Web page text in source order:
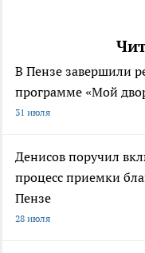
В Пензе завершили
программе «Мой
31 июля
Денисов поручил
процесс приемки
Пензе
28 июля